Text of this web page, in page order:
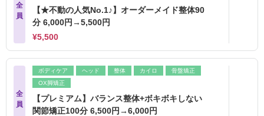
全
員
【★不動の人気No.1♪】オーダーメイド整体90
分 6,000円→5,500円
¥5,500
全
員
ボディケア ヘッド 整体 カイロ
骨盤矯正
OX脚矯正
【プレミアム】バランス整体+ボキボキしない
関節矯正100分 6,500円→6,000円